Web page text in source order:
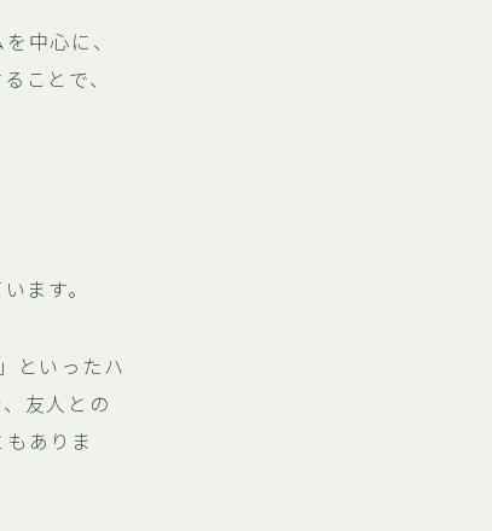
中心に、
ことで、
ます。
といったハ
友人との
ありま